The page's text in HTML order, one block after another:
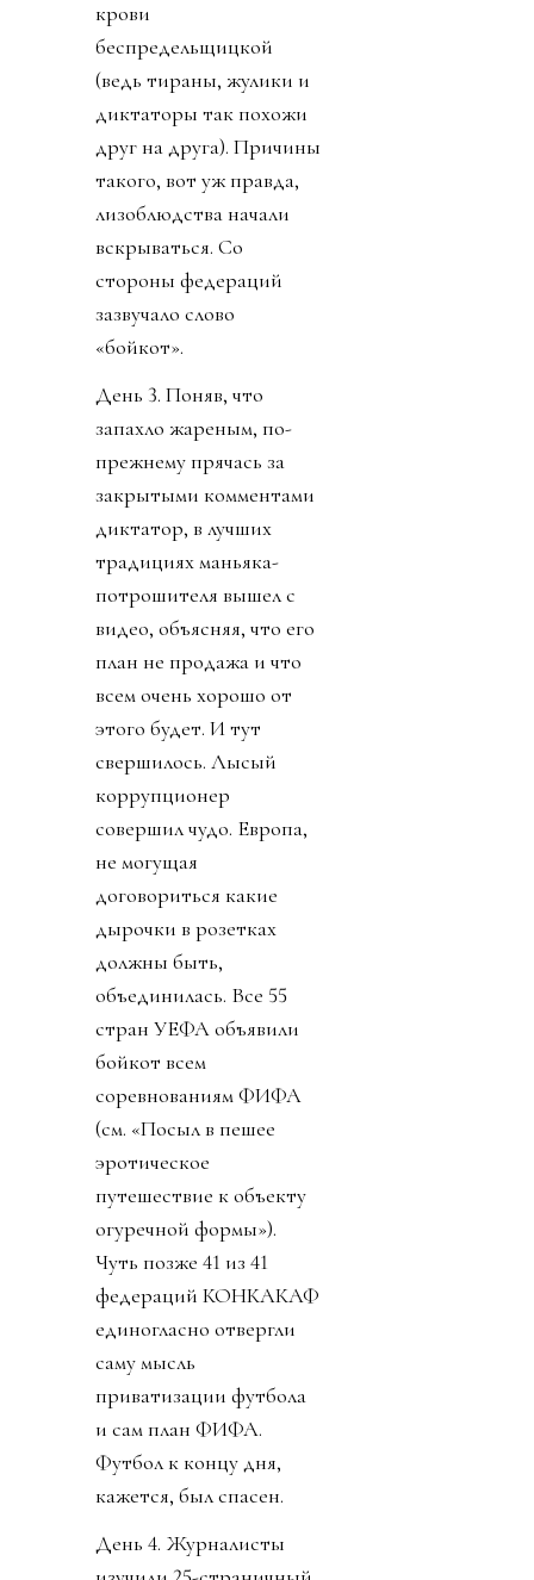
крови
беспредельщицкой
(ведь тираны, жулики и
диктаторы так похожи
друг на друга). Причины
такого, вот уж правда,
лизоблюдства начали
вскрываться. Со
стороны федераций
зазвучало слово
«бойкот».
День 3. Поняв, что
запахло жареным, по-
прежнему прячась за
закрытыми комментами
диктатор, в лучших
традициях маньяка-
потрошителя вышел с
видео, объясняя, что его
план не продажа и что
всем очень хорошо от
этого будет. И тут
свершилось. Лысый
коррупционер
совершил чудо. Европа,
не могущая
договориться какие
дырочки в розетках
должны быть,
объединилась. Все 55
стран УЕФА объявили
бойкот всем
соревнованиям ФИФА
(см. «Посыл в пешее
эротическое
путешествие к объекту
огуречной формы»).
Чуть позже 41 из 41
федераций КОНКАКАФ
единогласно отвергли
саму мысль
приватизации футбола
и сам план ФИФА.
Футбол к концу дня,
кажется, был спасен.
День 4. Журналисты